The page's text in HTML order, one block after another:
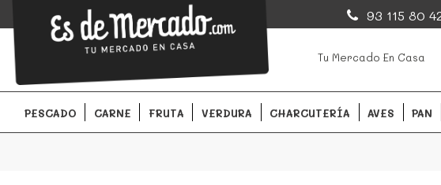
EsDeMercado.com
EsDeMercado.comte lleva a casa los mejores productos de los mejores
Barcelona y de productores locales.
93 115 80
Tu Mercado En Casa
PESCADO CARNE FRUTA VERDURA CHARCUTERÍA AVES PAN